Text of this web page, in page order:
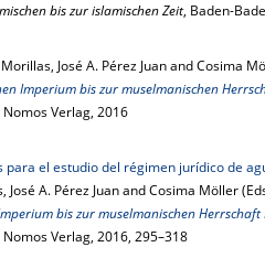
bis zur islamischen Zeit, Baden-
José A. Pérez Juan and Cosima
Imperium bis zur muselmanischen
Verlag, 2016
para el estudio del régimen jurídico de
A. Pérez Juan and Cosima Möller
bis zur muselmanischen
Verlag, 2016, 295–318